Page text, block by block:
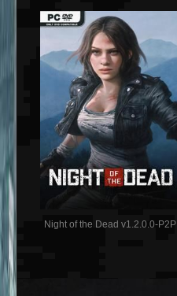
Night of the Dead v1.2.0.0-P2P